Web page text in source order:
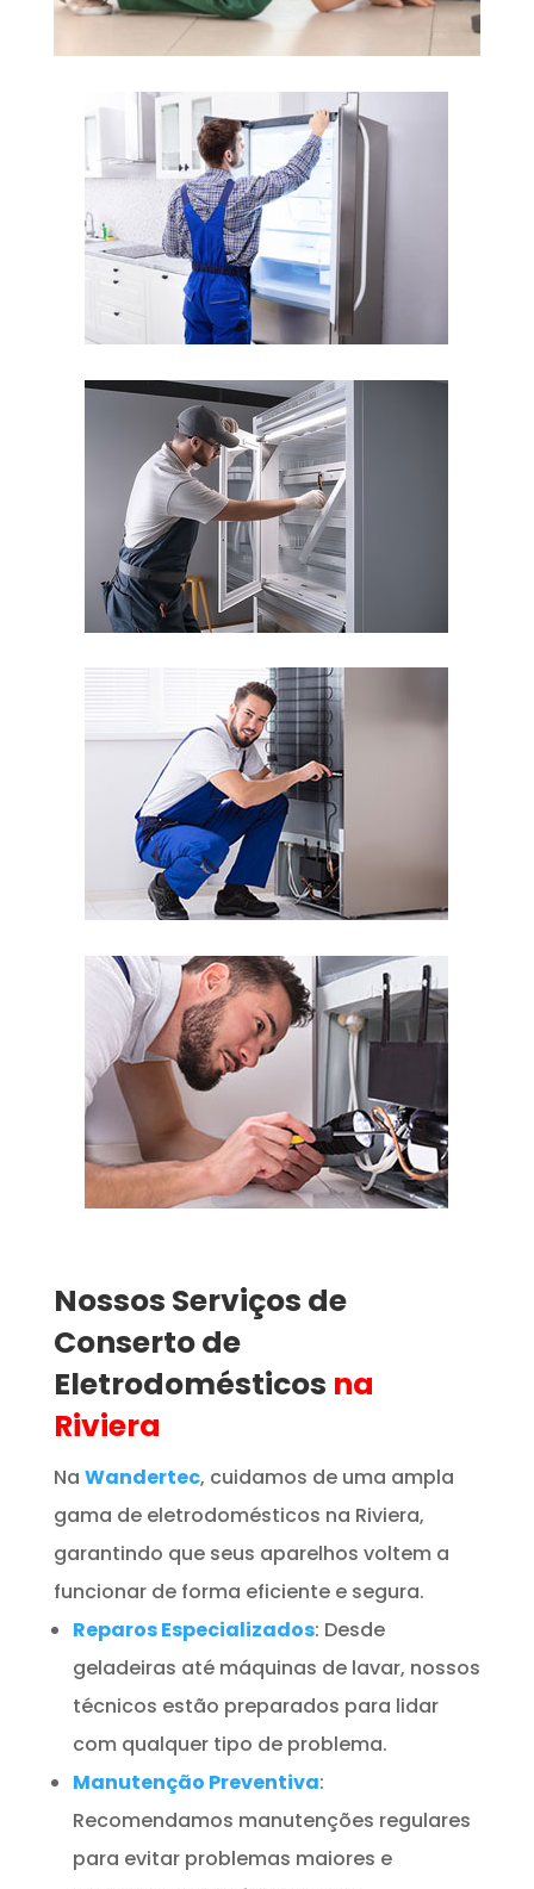
Nossos Serviços de
Conserto de
Eletrodomésticos na
Riviera
Na Wandertec, cuidamos de uma ampla
gama de eletrodomésticos na Riviera,
garantindo que seus aparelhos voltem a
funcionar de forma eficiente e segura.
Reparos Especializados: Desde
geladeiras até máquinas de lavar, nossos
técnicos estão preparados para lidar
com qualquer tipo de problema.
Manutenção Preventiva:
Recomendamos manutenções regulares
para evitar problemas maiores e